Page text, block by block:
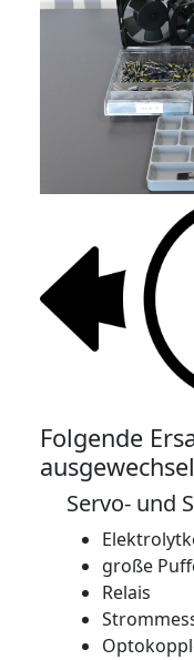
Folgende
Servo- und
große
Relais